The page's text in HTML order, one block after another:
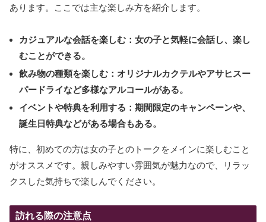
あります。ここでは主な楽しみ方を紹介します。
カジュアルな会話を楽しむ：女の子と気軽に会話し、楽し
むことができる。
飲み物の種類を楽しむ：オリジナルカクテルやアサヒスー
パードライなど多様なアルコールがある。
イベントや特典を利用する：期間限定のキャンペーンや、
誕生日特典などがある場合もある。
特に、初めての方は女の子とのトークをメインに楽しむこと
がオススメです。親しみやすい雰囲気が魅力なので、リラッ
クスした気持ちで楽しんでください。
訪れる際の注意点